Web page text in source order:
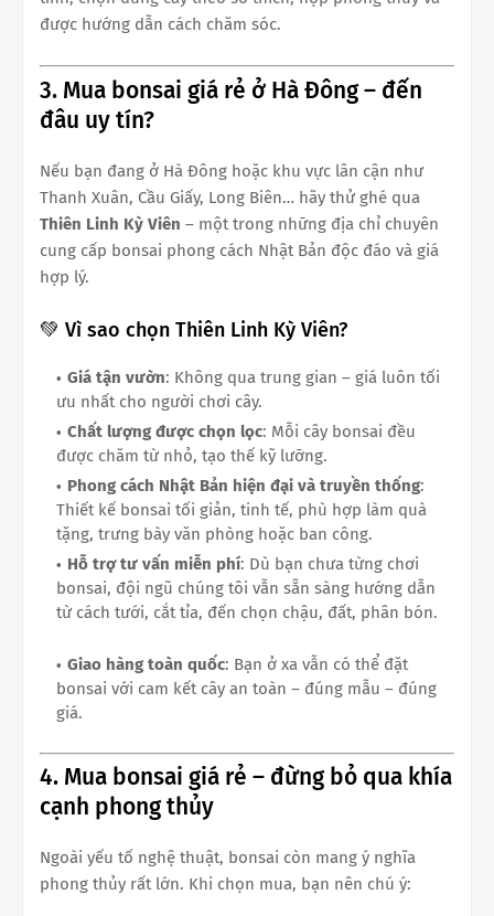
được hướng dẫn cách chăm sóc.
3. Mua bonsai giá rẻ ở Hà Đông – đến
đâu uy tín?
Nếu bạn đang ở Hà Đông hoặc khu vực lân cận như
Thanh Xuân, Cầu Giấy, Long Biên… hãy thử ghé qua
Thiên Linh Kỳ Viên – một trong những địa chỉ chuyên
cung cấp bonsai phong cách Nhật Bản độc đáo và giá
hợp lý.
💚 Vì sao chọn Thiên Linh Kỳ Viên?
Giá tận vườn: Không qua trung gian – giá luôn tối
ưu nhất cho người chơi cây.
Chất lượng được chọn lọc: Mỗi cây bonsai đều
được chăm từ nhỏ, tạo thế kỹ lưỡng.
Phong cách Nhật Bản hiện đại và truyền thống:
Thiết kế bonsai tối giản, tinh tế, phù hợp làm quà
tặng, trưng bày văn phòng hoặc ban công.
Hỗ trợ tư vấn miễn phí: Dù bạn chưa từng chơi
bonsai, đội ngũ chúng tôi vẫn sẵn sàng hướng dẫn
từ cách tưới, cắt tỉa, đến chọn chậu, đất, phân bón.
Giao hàng toàn quốc: Bạn ở xa vẫn có thể đặt
bonsai với cam kết cây an toàn – đúng mẫu – đúng
giá.
4. Mua bonsai giá rẻ – đừng bỏ qua khía
cạnh phong thủy
Ngoài yếu tố nghệ thuật, bonsai còn mang ý nghĩa
phong thủy rất lớn. Khi chọn mua, bạn nên chú ý: